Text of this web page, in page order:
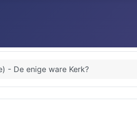
- De enige ware Kerk?